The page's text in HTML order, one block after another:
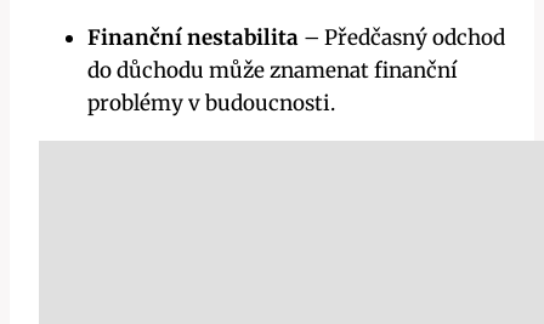
Finanční nestabilita – Předčasný odchod
do důchodu může znamenat finanční
problémy v budoucnosti.